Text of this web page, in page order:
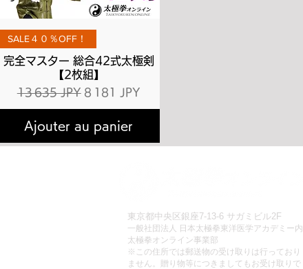
Aperçu rapide
SALE４０％OFF！
完全マスター 総合42式太極剣
【2枚組】
Prix original
13 635 JPY Prix promotionnel
8 181 JPY
Ajouter au panier
東京都中央区銀座7-13-6 サガミビル2F
一般社団法人 日本太極拳東洋医学アカデミー内
太極拳オンライン事業部
​※この住所では郵送物の受け取りは行っており
ません。贈り物等につきましてもお受け取りで